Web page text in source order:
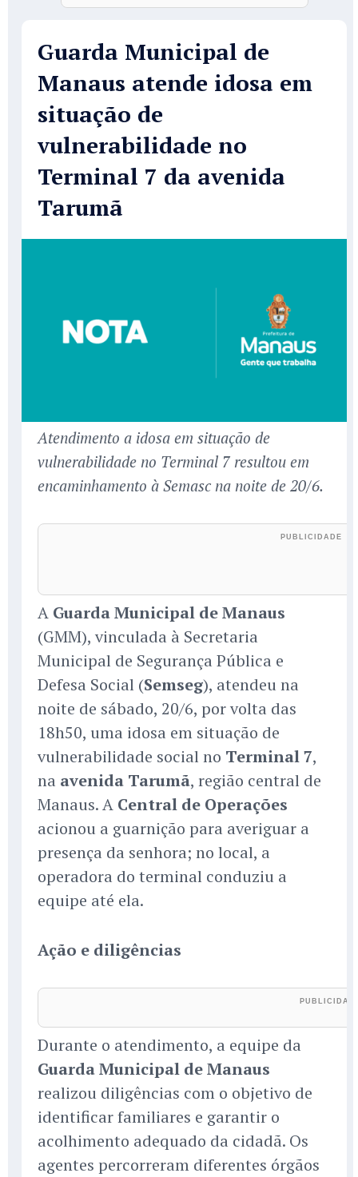
Guarda Municipal de
Manaus atende idosa em
situação de
vulnerabilidade no
Terminal 7 da avenida
Tarumã
Atendimento a idosa em situação de
vulnerabilidade no Terminal 7 resultou em
encaminhamento à Semasc na noite de 20/6.
A Guarda Municipal de Manaus
(GMM), vinculada à Secretaria
Municipal de Segurança Pública e
Defesa Social (Semseg), atendeu na
noite de sábado, 20/6, por volta das
18h50, uma idosa em situação de
vulnerabilidade social no Terminal 7,
na avenida Tarumã, região central de
Manaus. A Central de Operações
acionou a guarnição para averiguar a
presença da senhora; no local, a
operadora do terminal conduziu a
equipe até ela.
Ação e diligências
Durante o atendimento, a equipe da
Guarda Municipal de Manaus
realizou diligências com o objetivo de
identificar familiares e garantir o
acolhimento adequado da cidadã. Os
agentes percorreram diferentes órgãos